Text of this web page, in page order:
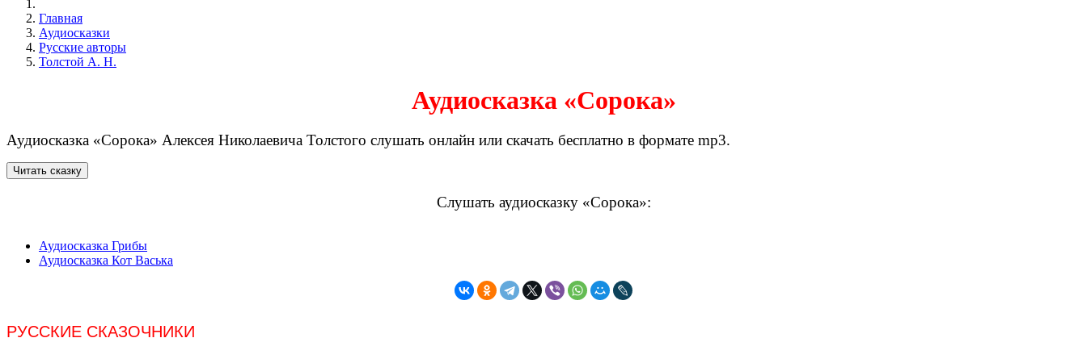
Главная
Аудиосказки
Русские авторы
Толстой А. Н.
Аудиосказка «Сорока»
Аудиосказка «Сорока» Алексея Николаевича Толстого слушать онлайн или скачать бесплатно в формате mp3.
Слушать аудиосказку «Сорока»:
Аудиосказка Грибы
Аудиосказка Кот Васька
РУССКИЕ СКАЗОЧНИКИ